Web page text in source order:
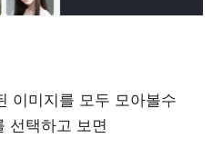
이미지를 모두 모아볼수
선택하고 보면